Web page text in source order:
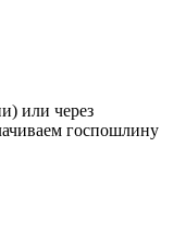
или через
госпошлину